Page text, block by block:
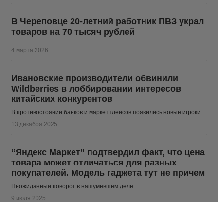
В Череповце 20-летний работник ПВЗ украл
товаров на 70 тысяч рублей
4 марта 2026
Ивановские производители обвинили
Wildberries в лоббировании интересов
китайских конкурентов
В противостоянии банков и маркетплейсов появились новые игроки
13 декабря 2025
“Яндекс Маркет” подтвердил факт, что цена
товара может отличаться для разных
покупателей. Модель гаджета тут не причем
Неожиданный поворот в нашумевшем деле
9 июля 2025